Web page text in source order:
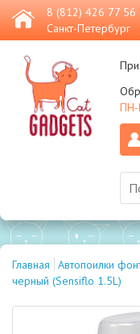
8 (812) 426 77 56
Санкт-Петербург
ПН-
Главная Автопоилки
черный (Sensiflo 1.5L)